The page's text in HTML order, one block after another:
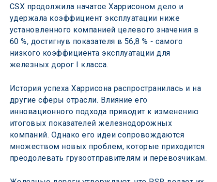
CSX продолжила начатое Харрисоном дело и
удержала коэффициент эксплуатации ниже
установленного компанией целевого значения в
60 %, достигнув показателя в 56,8 % - самого
низкого коэффициента эксплуатации для
железных дорог I класса.
История успеха Харрисона распространилась и на
другие сферы отрасли. Влияние его
инновационного подхода приводит к изменению
итоговых показателей железнодорожных
компаний. Однако его идеи сопровождаются
множеством новых проблем, которые приходится
преодолевать грузоотправителям и перевозчикам.